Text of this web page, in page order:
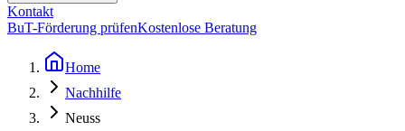
Kontakt
BuT-Förderung prüfenKostenlose Beratung
Home
Nachhilfe
Neuss